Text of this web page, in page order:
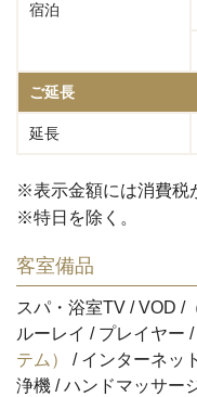
宿泊
ご延長
延長
※表示金額には消費税
※特日を除く。
客室備品
スパ・浴室TV / VOD /
ルーレイ / プレイヤー /
テム）
/ インターネッ
浄機 / ハンドマッサー